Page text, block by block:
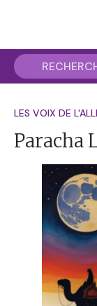
LES VOIX DE
Paracha